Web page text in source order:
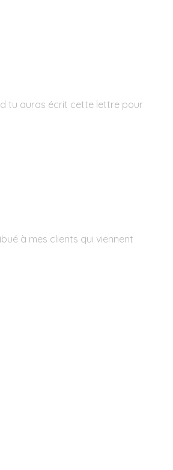
tu auras écrit cette lettre pour
à mes clients qui viennent